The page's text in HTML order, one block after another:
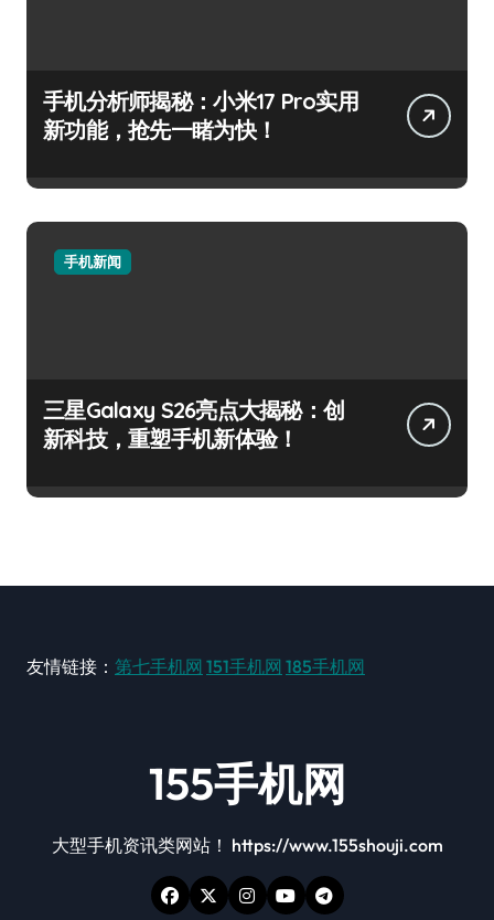
手机分析师揭秘：小米17 Pro实用
新功能，抢先一睹为快！
手机新闻
三星Galaxy S26亮点大揭秘：创
新科技，重塑手机新体验！
友情链接： 第七手机网 151手机网 185手机网
155手机网
大型手机资讯类网站！ https://www.155shouji.com